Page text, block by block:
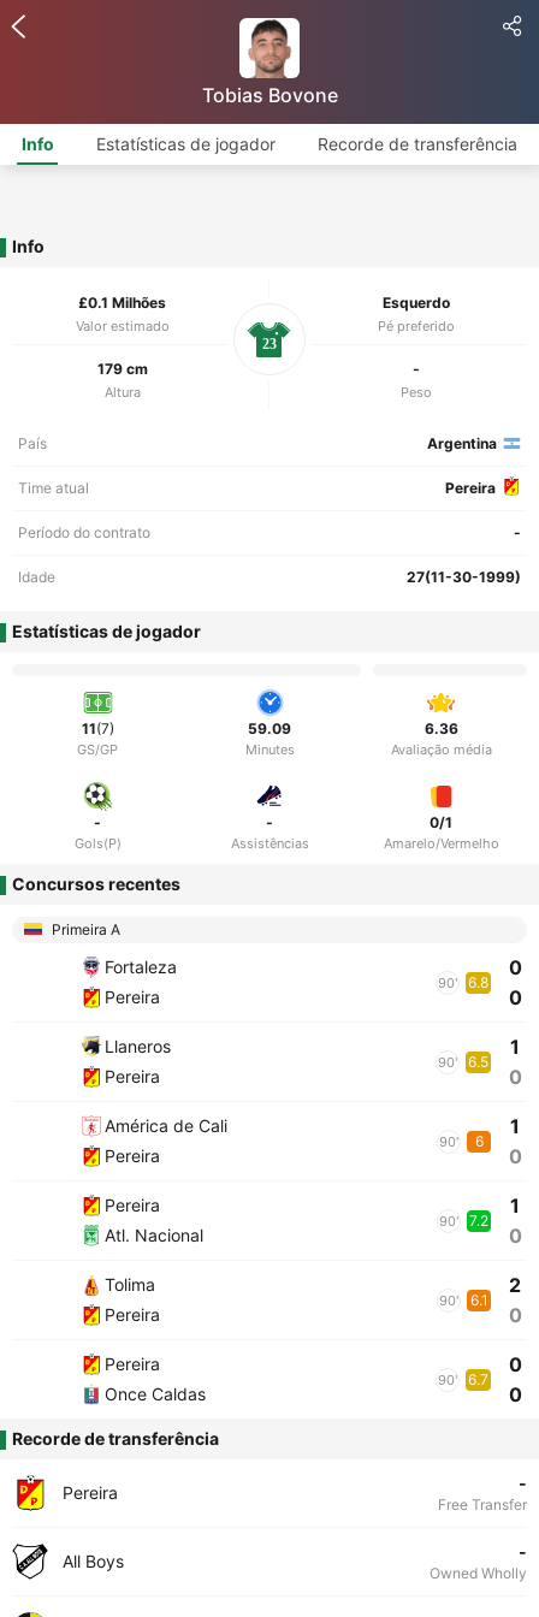
Tobias Bovone
Info Estatísticas de jogador Recorde de transferência
Info
£0.1 Milhões
Valor estimado
Esquerdo
Pé preferido
179 cm
Altura
-
Peso
23
País Argentina
Time atual Pereira
Período do contrato -
Idade 27(11-30-1999)
Estatísticas de jogador
11(7)
GS/GP
59.09
Minutes
6.36
Avaliação média
-
Gols(P)
-
Assistências
0/1
Amarelo/Vermelho
Concursos recentes
Primeira A
Fortaleza
Pereira
90' 6.8
0
0
Llaneros
Pereira
90' 6.5
1
0
América de Cali
Pereira
90' 6
1
0
Pereira
Atl. Nacional
90' 7.2
1
0
Tolima
Pereira
90' 6.1
2
0
Pereira
Once Caldas
90' 6.7
0
0
Recorde de transferência
Pereira -
Free Transfer
All Boys -
Owned Wholly